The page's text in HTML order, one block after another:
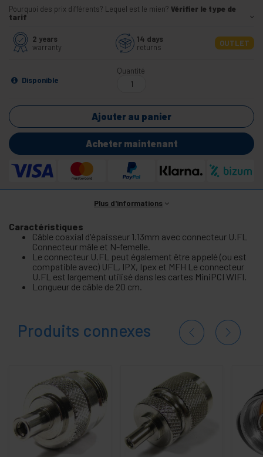
Pourquoi des prix différents? Lequel est le mien? Vérifier le type de
tarif
2 years
warranty
14 days
returns
OUTLET
Disponible
Quantité
Ajouter au panier
Acheter maintenant
Plus d'informations
Caractéristiques
Câble coaxial d'épaisseur 1.13mm avec connecteur U.FL
Connecteur mâle et N-femelle.
Le connecteur U.FL peut également être appelé (ou est
compatible avec) UFL, IPX, Ipex et MFH Le connecteur
U.FL est largement utilisé dans les cartes MiniPCI WIFI.
Longueur de câble de 20 cm.
Produits connexes